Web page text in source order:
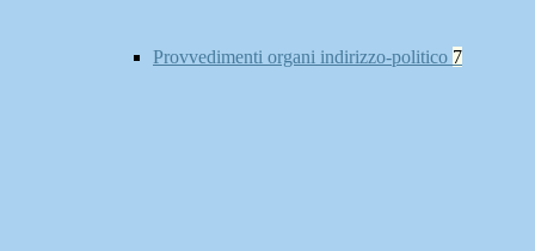
Provvedimenti organi indirizzo-politico 7